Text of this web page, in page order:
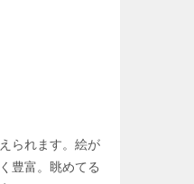
られます。絵が
豊富。眺めてる